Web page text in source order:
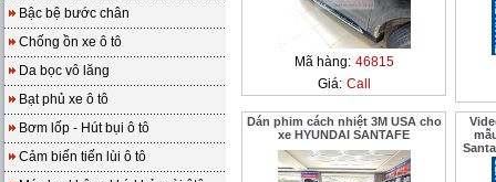
Bậc bệ bước chân
Chống ồn xe ô tô
Da bọc vô lăng
Bạt phủ xe ô tô
Bơm lốp - Hút bụi ô tô
Cảm biến tiến lùi ô tô
Mã hàng: 46815
Giá: Call
Dán phim cách nhiệt 3M USA cho
xe HYUNDAI SANTAFE